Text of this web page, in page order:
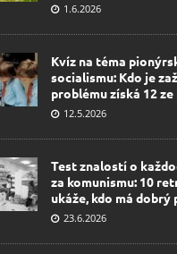
1.6.2026
Kvíz na téma
socialismu: Kdo je
problému získá 12 ze
12.5.2026
Test znalostí o
za komunismu: 10
ukáže, kdo má dobrý
23.6.2026